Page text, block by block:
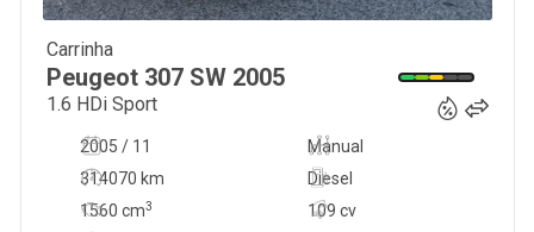
Carrinha
Peugeot 307 SW 2005
1.6 HDi Sport
2005 / 11
Manual
314070 km
109 cv
Diesel
1560 cm3